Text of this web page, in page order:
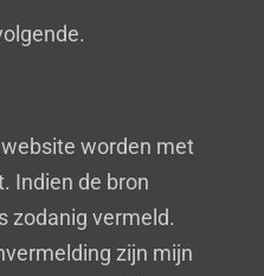
worden met
Indien de bron
zodanig vermeld.
zijn mijn